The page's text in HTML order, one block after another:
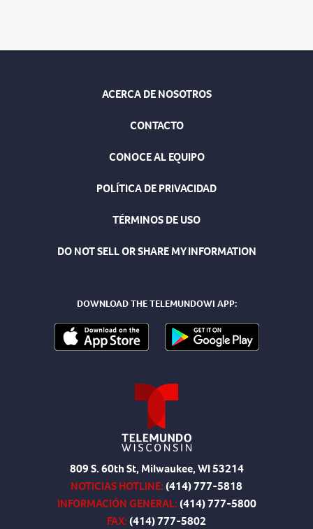
ACERCA DE NOSOTROS
CONTACTO
CONOCE AL EQUIPO
POLÍTICA DE PRIVACIDAD
TÉRMINOS DE USO
DO NOT SELL OR SHARE MY INFORMATION
DOWNLOAD THE TELEMUNDOWI APP:
809 S. 60th St, Milwaukee, WI 53214
NOTICIAS HOTLINE:(414) 777-5818
INFORMACIÓN GENERAL:(414) 777-5800
FAX:(414) 777-5802